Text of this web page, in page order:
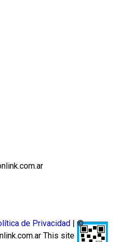
de Privacidad
| ©
This site